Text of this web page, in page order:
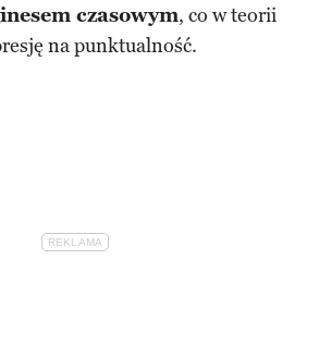
czasowym, co w teorii
na punktualność.